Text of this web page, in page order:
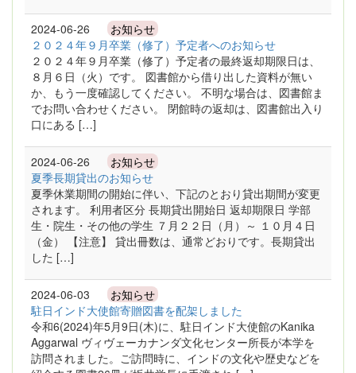
2024-06-26 お知らせ
２０２４年９月卒業（修了）予定者へのお知らせ
２０２４年９月卒業（修了）予定者の最終返却期限日は、
８月６日（火）です。 図書館から借り出した資料が無い
か、もう一度確認してください。 不明な場合は、図書館ま
でお問い合わせください。 閉館時の返却は、図書館出入り
口にある […]
2024-06-26 お知らせ
夏季長期貸出のお知らせ
夏季休業期間の開始に伴い、下記のとおり貸出期間が変更
されます。 利用者区分 長期貸出開始日 返却期限日 学部
生・院生・その他の学生 ７月２２日（月）～ １０月４日
（金） 【注意】 貸出冊数は、通常どおりです。長期貸出
した […]
2024-06-03 お知らせ
駐日インド大使館寄贈図書を配架しました
令和6(2024)年5月9日(木)に、駐日インド大使館のKanika
Aggarwal ヴィヴェーカナンダ文化センター所長が本学を
訪問されました。ご訪問時に、インドの文化や歴史などを